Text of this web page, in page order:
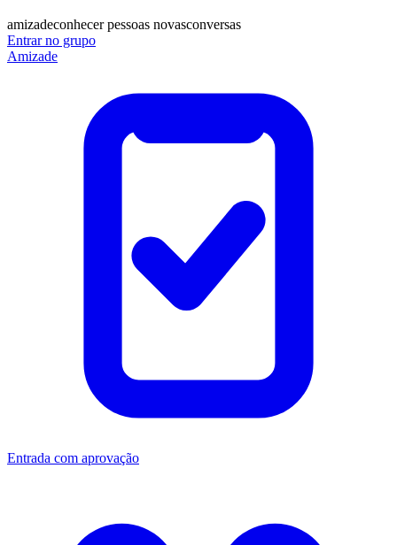
amizadeconhecer pessoas novasconversas
Entrar no grupo
Amizade
Entrada com aprovação